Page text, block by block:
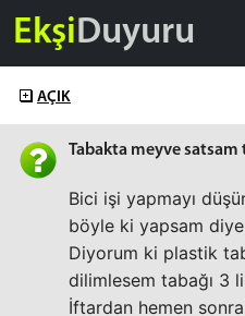
EkşiDuyuru
AÇIK
Tabakta meyve satsam
Bici işi yapmayı
böyle ki yapsam
Diyorum ki plastik
dilimlesem tabağı 3
İftardan hemen